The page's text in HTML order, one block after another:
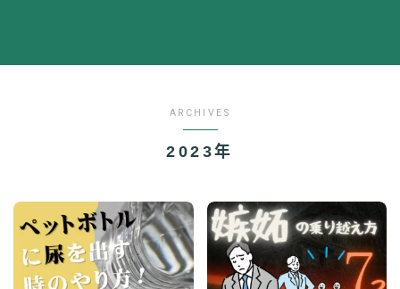
ARCHIVES
2023年